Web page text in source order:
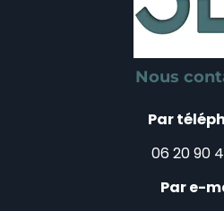
Nous
Par
06 20 90
Par e-